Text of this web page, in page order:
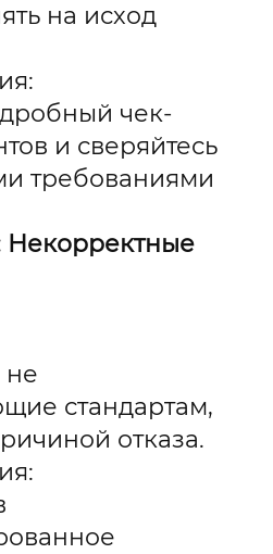
на исход
чек-
и сверяйтесь
требованиями
не
стандартам,
отказа.